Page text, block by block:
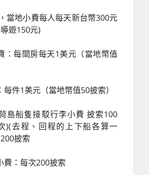
當地小費每人每天新台幣300元
遊150元)
：每間房每天1美元（當地幣值
每件1美元（當地幣值50披索）
島船隻接駁行李小費 披索100
)(去程、回程的上下船各算一
披索
費：每次200披索